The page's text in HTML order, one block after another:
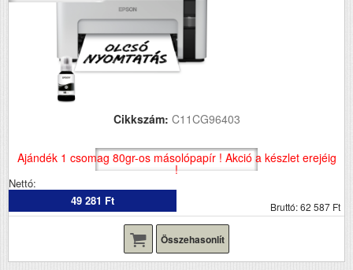
Cikkszám: C11CG96403
Ajándék 1 csomag 80gr-os másolópapír ! Akció a készlet erejéig
!
Nettó:
49 281 Ft
Bruttó: 62 587 Ft
Összehasonlít